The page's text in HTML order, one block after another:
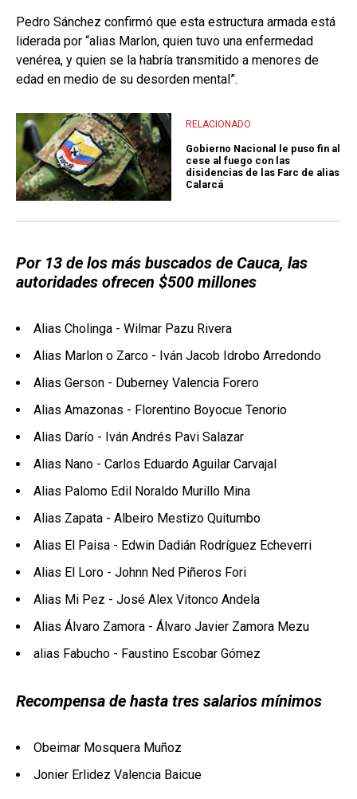
Pedro Sánchez confirmó que esta estructura armada está
liderada por “alias Marlon, quien tuvo una enfermedad
venérea, y quien se la habría transmitido a menores de
edad en medio de su desorden mental”.
RELACIONADO
Gobierno Nacional le puso fin al
cese al fuego con las
disidencias de las Farc de alias
Calarcá
Por 13 de los más buscados de Cauca, las
autoridades ofrecen $500 millones
Alias Cholinga - Wilmar Pazu Rivera
Alias Marlon o Zarco - Iván Jacob Idrobo Arredondo
Alias Gerson - Duberney Valencia Forero
Alias Amazonas - Florentino Boyocue Tenorio
Alias Darío - Iván Andrés Pavi Salazar
Alias Nano - Carlos Eduardo Aguilar Carvajal
Alias Palomo Edil Noraldo Murillo Mina
Alias Zapata - Albeiro Mestizo Quitumbo
Alias El Paisa - Edwin Dadián Rodríguez Echeverri
Alias El Loro - Johnn Ned Piñeros Fori
Alias Mi Pez - José Alex Vitonco Andela
Alias Álvaro Zamora - Álvaro Javier Zamora Mezu
alias Fabucho - Faustino Escobar Gómez
Recompensa de hasta tres salarios mínimos
Obeimar Mosquera Muñoz
Jonier Erlidez Valencia Baicue